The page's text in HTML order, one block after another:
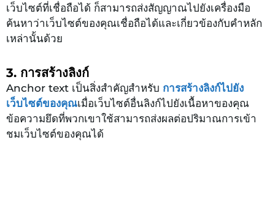
เว็บไซต์ที่เชื่อถือได้ ก็สามารถส่งสัญญาณไปยังเครื่องมือ
ค้นหาว่าเว็บไซต์ของคุณเชื่อถือได้และเกี่ยวข้องกับคำหลัก
เหล่านั้นด้วย
3. การสร้างลิงก์
Anchor text เป็นสิ่งสำคัญสำหรับ การสร้างลิงก์ไปยัง
เว็บไซต์ของคุณเมื่อเว็บไซต์อื่นลิงก์ไปยังเนื้อหาของคุณ
ข้อความยึดที่พวกเขาใช้สามารถส่งผลต่อปริมาณการเข้า
ชมเว็บไซต์ของคุณได้